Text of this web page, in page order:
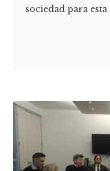
sociedad para esta